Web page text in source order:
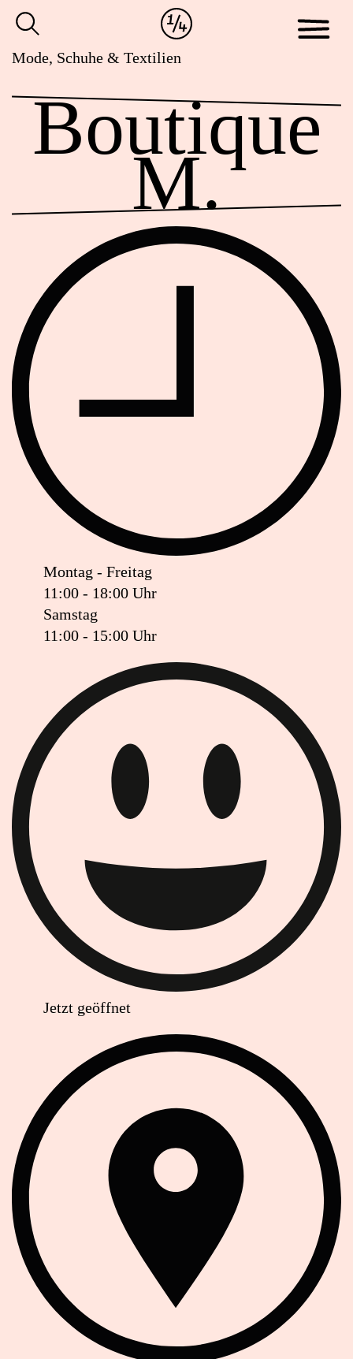
Cookie-
Einstellungen
anpassen
Zum
Inhalt
der
springen
Mode, Schuhe & Textilien
Boutique
M.
Öffnungszeiten
Montag - Freitag
11:00 - 18:00 Uhr
Samstag
11:00 - 15:00 Uhr
Ist das Geschäft jetzt geöffnet oder geschlossen?
Jetzt geöffnet